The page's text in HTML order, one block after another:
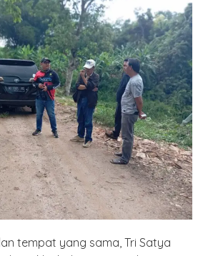
tempat yang sama, Tri Satya